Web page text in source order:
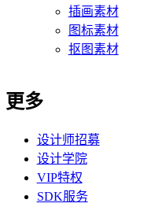
插画素材
图标素材
抠图素材
更多
设计师招募
设计学院
VIP特权
SDK服务